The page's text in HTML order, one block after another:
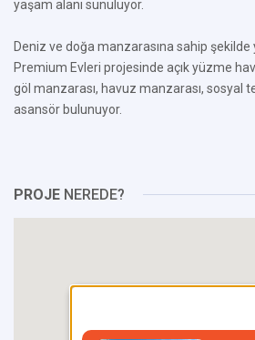
yaşam alanı sunuluyor.
Deniz ve doğa manzarasına sahip
Premium Evleri projesinde açık yüzme
göl manzarası, havuz manzarası, sosyal
asansör bulunuyor.
PROJE NEREDE?